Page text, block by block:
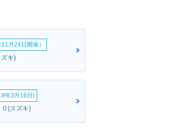
2007年 ADDRESS V5
月24日開催）
キ)
年3月16日)
(スズキ)